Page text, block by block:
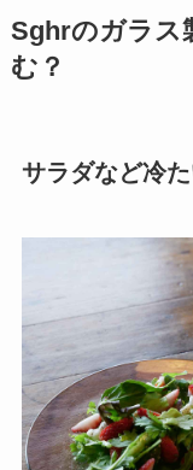
Sghrのガラス
む？
サラダなど冷